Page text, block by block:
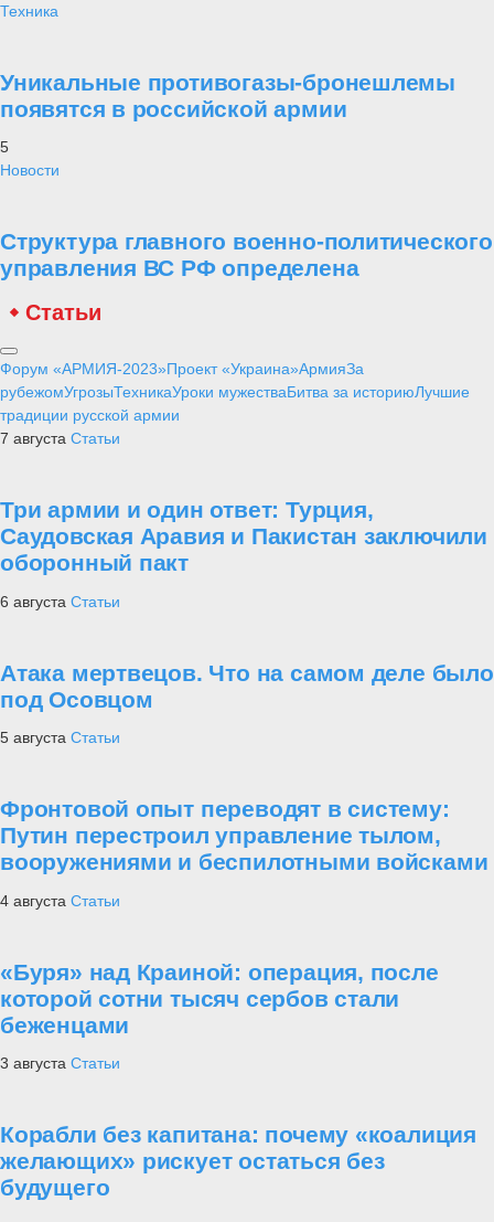
Техника
Уникальные противогазы-бронешлемы
появятся в российской армии
5
Новости
Структура главного военно-политического
управления ВС РФ определена
Статьи
Форум «АРМИЯ-2023»Проект «Украина»АрмияЗа
рубежомУгрозыТехникаУроки мужестваБитва за историюЛучшие
традиции русской армии
7 августа Статьи
Три армии и один ответ: Турция,
Саудовская Аравия и Пакистан заключили
оборонный пакт
6 августа Статьи
Атака мертвецов. Что на самом деле было
под Осовцом
5 августа Статьи
Фронтовой опыт переводят в систему:
Путин перестроил управление тылом,
вооружениями и беспилотными войсками
4 августа Статьи
«Буря» над Краиной: операция, после
которой сотни тысяч сербов стали
беженцами
3 августа Статьи
Корабли без капитана: почему «коалиция
желающих» рискует остаться без
будущего